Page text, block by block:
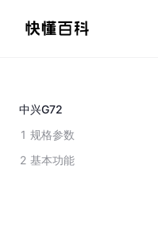
中兴G72
1 规格参数
2 基本功能